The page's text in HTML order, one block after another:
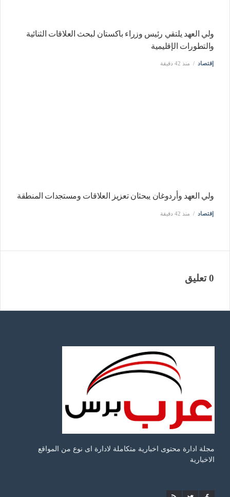
ولي العهد يلتقي رئيس وزراء باكستان لبحث العلاقات الثنائية
والتطورات الإقليمية
إقتصاد منذ 42 دقيقة
ولي العهد وأردوغان يبحثان تعزيز العلاقات ومستجدات المنطقة
إقتصاد منذ 42 دقيقة
0 تعليق
مجلة ادارة محتوى اخبارية متكاملة لادارة اى نوع من المواقع
الاخبارية